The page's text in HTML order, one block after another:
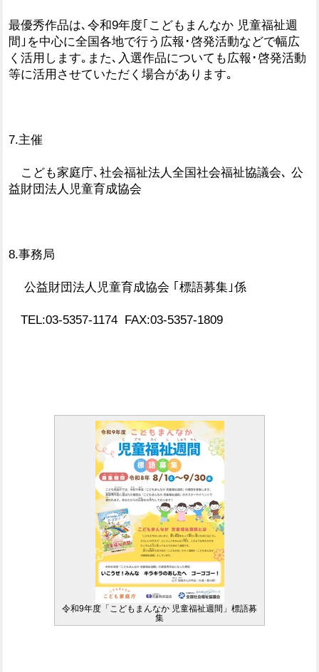
最優秀作品は､令和9年度｢こどもまんなか 児童福祉週
間｣を中心に全国各地で行う広報･啓発活動などで幅広
く活用します｡また､入選作品についても広報･啓発活動
等に活用させていただく場合があります｡
7.主催
こども家庭庁､社会福祉法人全国社会福祉協議会､ 公
益財団法人児童育成協会
8.事務局
公益財団法人児童育成協会 ｢標語募集｣係
TEL:03-5357-1174 FAX:03-5357-1809
令和9年度「こどもまんなか 児童福祉週間」標語募
集